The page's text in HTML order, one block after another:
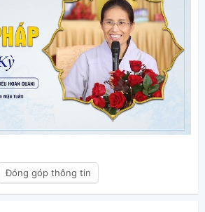
Đóng góp thông tin